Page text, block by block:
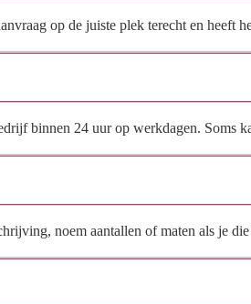
op de juiste plek terecht en heeft
binnen 24 uur op werkdagen. Soms
noem aantallen of maten als je